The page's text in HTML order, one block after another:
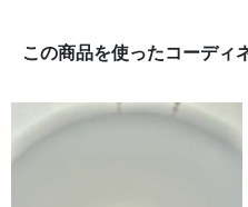
この商品を使ったコーディ